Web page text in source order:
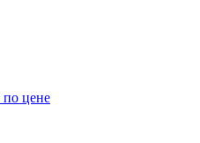
по цене